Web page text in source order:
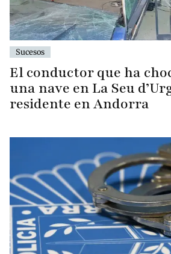
Sucesos
El conductor que ha
una nave en La Seu
residente en Andorra